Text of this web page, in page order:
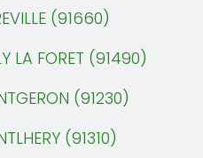
(91660)
FORET (91490)
(91230)
(91310)